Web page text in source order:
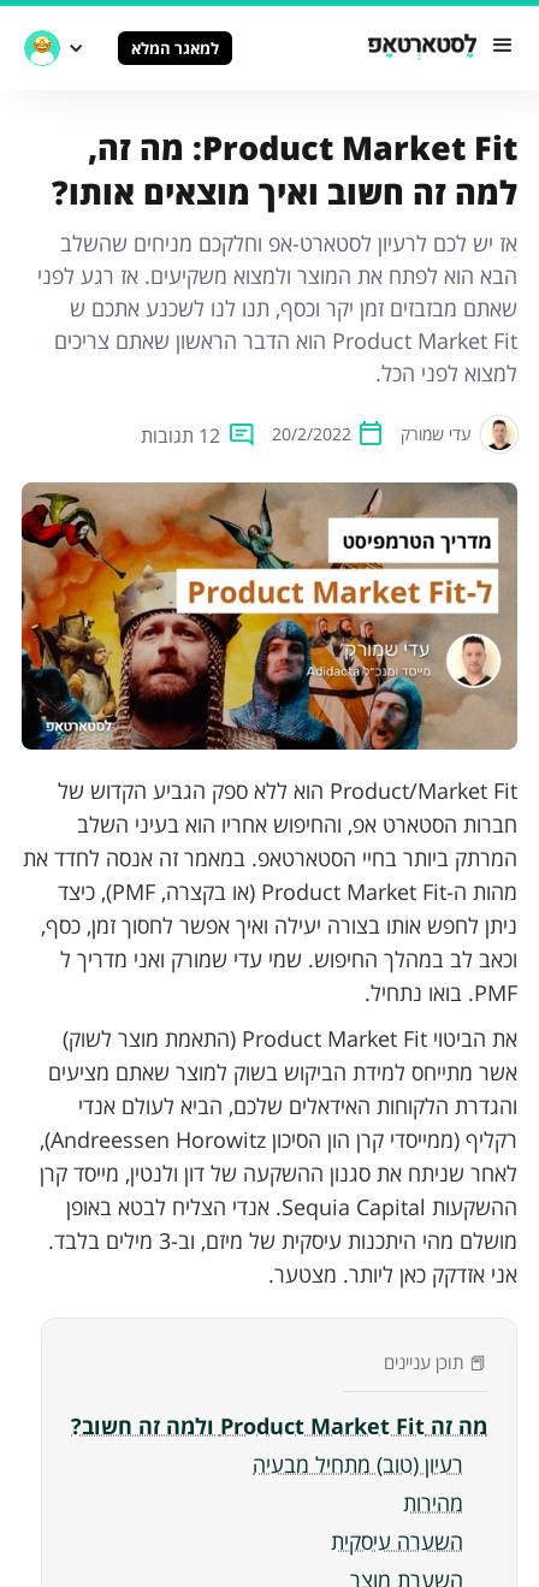
למאגר המלא
Product Market Fit: מה זה,
למה זה חשוב ואיך מוצאים אותו?
אז יש לכם לרעיון לסטארט-אפ וחלקכם מניחים שהשלב
הבא הוא לפתח את המוצר ולמצוא משקיעים. אז רגע לפני
שאתם מבזבזים זמן יקר וכסף, תנו לנו לשכנע אתכם ש
Product Market Fit הוא הדבר הראשון שאתם צריכים
למצוא לפני הכל.
עדי שמורק 20/2/2022 12 תגובות
Product/Market Fit הוא ללא ספק הגביע הקדוש של
חברות הסטארט אפ, והחיפוש אחריו הוא בעיני השלב
המרתק ביותר בחיי הסטארטאפ. במאמר זה אנסה לחדד את
מהות ה-Product Market Fit (או בקצרה, PMF), כיצד
ניתן לחפש אותו בצורה יעילה ואיך אפשר לחסוך זמן, כסף,
וכאב לב במהלך החיפוש. שמי עדי שמורק ואני מדריך ל
PMF. בואו נתחיל.
את הביטוי Product Market Fit (התאמת מוצר לשוק)
אשר מתייחס למידת הביקוש בשוק למוצר שאתם מציעים
והגדרת הלקוחות האידאלים שלכם, הביא לעולם אנדי
רקליף (ממייסדי קרן הון הסיכון Andreessen Horowitz),
לאחר שניתח את סגנון ההשקעה של דון ולנטין, מייסד קרן
ההשקעות Sequia Capital. אנדי הצליח לבטא באופן
מושלם מהי היתכנות עיסקית של מיזם, וב-3 מילים בלבד.
אני אזדקק כאן ליותר. מצטער.
📕 תוכן עניינים
מה זה Product Market Fit ולמה זה חשוב?
רעיון (טוב) מתחיל מבעיה
מהירות
השערה עיסקית
השערת מוצר